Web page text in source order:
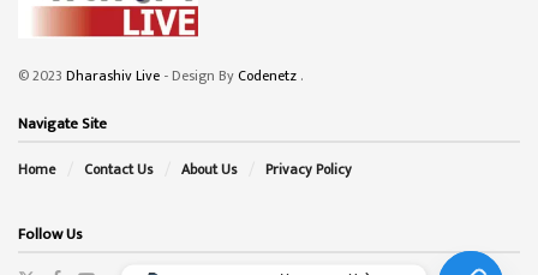
© 2023 Dharashiv Live - Design ByCodenetz .
Navigate Site
Home Contact Us About Us Privacy Policy
Follow Us